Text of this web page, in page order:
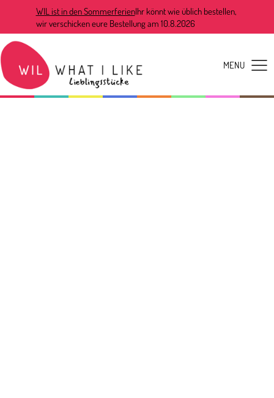
WIL ist in den SommerferienIhr könnt wie üblich bestellen,
wir verschicken eure Bestellung am 10.8.2026